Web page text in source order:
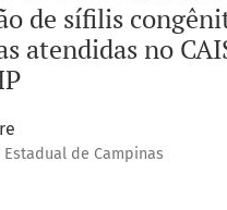
de sífilis
atendidas no
de Campinas